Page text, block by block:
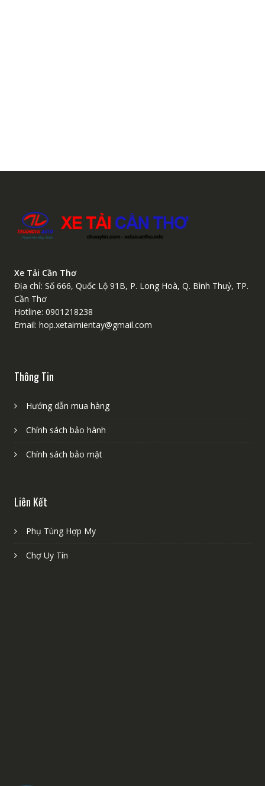
Xe Tải Cần Thơ
Địa chỉ: Số 666, Quốc Lộ 91B, P. Long Hoà, Q. Bình Thuỷ, TP.
Cần Thơ
Hotline: 0901218238
Email: hop.xetaimientay@gmail.com
Thông Tin
Hướng dẫn mua hàng
Chính sách bảo hành
Chính sách bảo mật
Liên Kết
Phụ Tùng Hợp My
Chợ Uy Tín